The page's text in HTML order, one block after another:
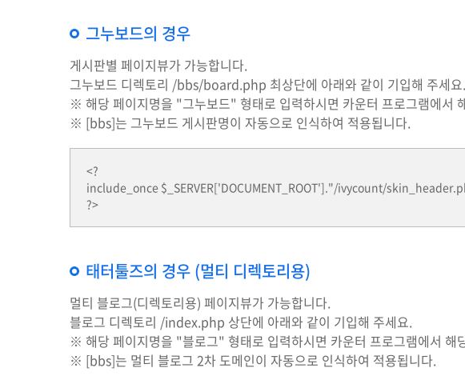
그누보드의 경우
게시판별 페이지뷰가 가능합니다.
그누보드 디렉토리 /bbs/board.php 최상단에 아래와 같이 기입해 주세요.
※ 해당 페이지명을 "그누보드" 형태로 입력하시면 카운터 프로그램에서
※ [bbs]는 그누보드 게시판명이 자동으로 인식하여 적용됩니다.
<?
include_once $_SERVER['DOCUMENT_ROOT']."/ivycount/
태터툴즈의 경우 (멀티 디렉토리용)
멀티 블로그(디렉토리용) 페이지뷰가 가능합니다.
블로그 디렉토리 /index.php 상단에 아래와 같이 기입해 주세요.
※ 해당 페이지명을 "블로그" 형태로 입력하시면 카운터 프로그램에서
※ [bbs]는 멀티 블로그 2차 도메인이 자동으로 인식하여 적용됩니다.